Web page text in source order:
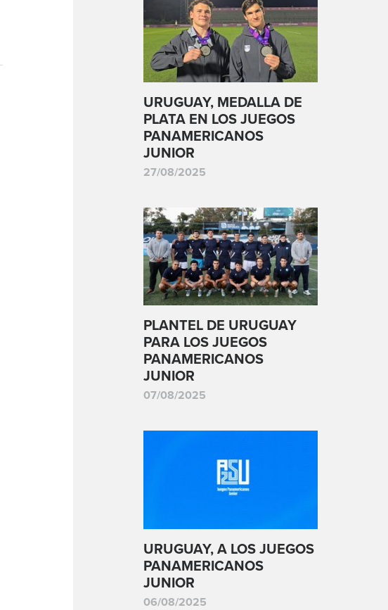
URUGUAY, MEDALLA DE
PLATA EN LOS JUEGOS
PANAMERICANOS
JUNIOR
27/08/2025
PLANTEL DE URUGUAY
PARA LOS JUEGOS
PANAMERICANOS
JUNIOR
07/08/2025
URUGUAY, A LOS JUEGOS
PANAMERICANOS
JUNIOR
06/08/2025